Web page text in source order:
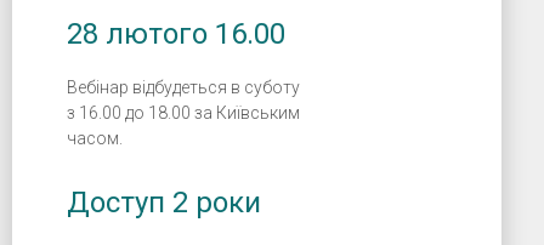
28 лютого 16.00
Доступ 2 роки
Вебінар відбудеться в суботу
з 16.00 до 18.00 за Київським
часом.